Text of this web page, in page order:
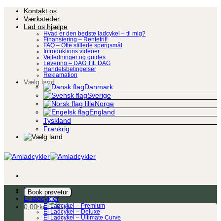
Fortsæt
indhold
Kontakt os
Værksteder
Lad os hjælpe
Hvad er den bedste ladcykel – til mig?
Finansiering – Rentefrit!
FAQ – Ofte stillede spørgsmål
Introduktions videoer
Vejledninger og guides
Levering – DAG TIL DAG
Handelsbetingelser
Reklamation
Vælg land
Danmark
Sverige
Norge
England
Tyskland
Frankrig
Book prøvetur
0,00kr.
Ladcykel
El ladcykler
El Ladcykel – Premium
El Ladcykel – Deluxe
El Ladcykel – Ultimate Curve